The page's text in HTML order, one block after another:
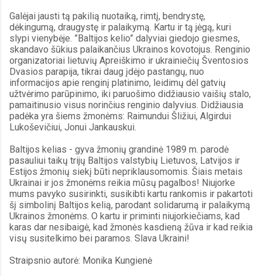
Galėjai jausti tą pakilią nuotaiką, rimtį, bendrystę,
dėkingumą, draugystę ir palaikymą. Kartu ir tą jėgą, kuri
slypi vienybėje. ”Baltijos kelio” dalyviai giedojo giesmes,
skandavo šūkius palaikančius Ukrainos kovotojus. Renginio
organizatoriai lietuvių Apreiškimo ir ukrainiečių Šventosios
Dvasios parapija, tikrai daug įdėjo pastangų, nuo
informacijos apie renginį platinimo, leidimų dėl gatvių
užtvėrimo parūpinimo, iki paruošimo didžiausio vaišių stalo,
pamaitinusio visus norinčius renginio dalyvius. Didžiausia
padėka yra šiems žmonėms: Raimundui Šližiui, Algirdui
Lukoševičiui, Jonui Jankauskui.
Baltijos kelias - gyva žmonių grandinė 1989 m. parodė
pasauliui taikų trijų Baltijos valstybių Lietuvos, Latvijos ir
Estijos žmonių siekį būti nepriklausomomis. Šiais metais
Ukrainai ir jos žmonėms reikia mūsų pagalbos! Niujorke
mums pavyko susirinkti, susikibti kartu rankomis ir pakartoti
šį simbolinį Baltijos kelią, parodant solidarumą ir palaikymą
Ukrainos žmonėms. O kartu ir priminti niujorkiečiams, kad
karas dar nesibaigė, kad žmonės kasdieną žūva ir kad reikia
visų susitelkimo bei paramos. Slava Ukraini!
Straipsnio autorė: Monika Kungienė